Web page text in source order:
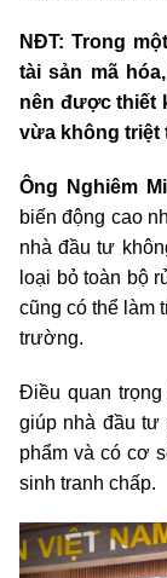
NĐT: Trong
tài sản mã
nên được thiết
vừa không triệt
Ông Nghiêm
biến động cao
nhà đầu tư
loại bỏ toàn bộ
cũng có thể làm
trường.
Điều quan
giúp nhà đầu tư
phẩm và có cơ
sinh tranh chấp.